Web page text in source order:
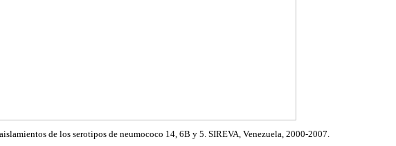
de los serotipos de neumococo 14, 6B y 5. SIREVA, Venezuela, 2000-2007.